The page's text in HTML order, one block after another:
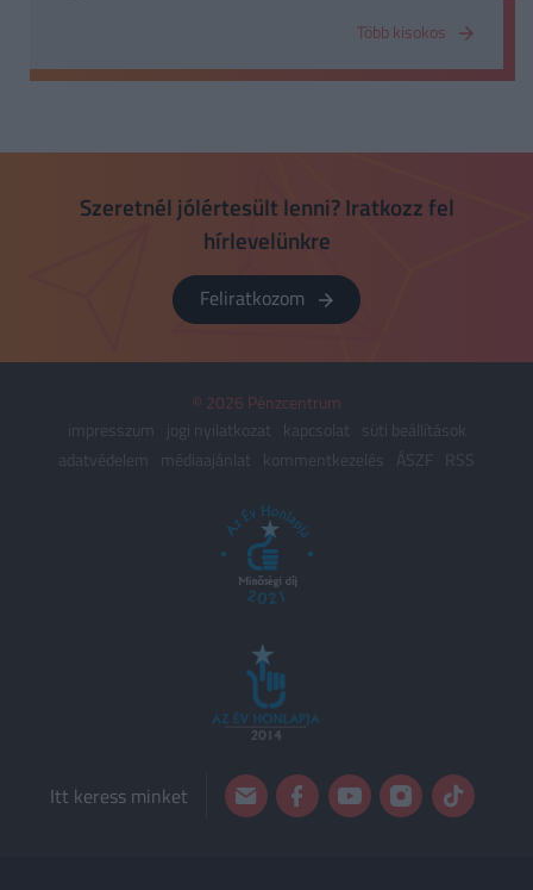
Több kisokos
Szeretnél jólértesült lenni? Iratkozz fel
hírlevelünkre
Feliratkozom
© 2026 Pénzcentrum
impresszum
jogi nyilatkozat kapcsolat
süti beállítások
adatvédelem
médiaajánlat kommentkezelés ÁSZF RSS
Itt keress minket